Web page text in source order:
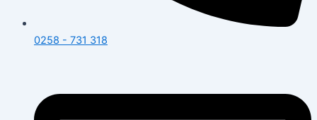
0258 - 731 318